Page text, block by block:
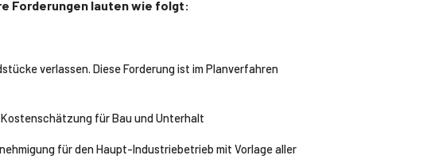
Forderungen lauten wie folgt:
verlassen. Diese Forderung ist im Planverfahren
für Bau und Unterhalt
für den Haupt-Industriebetrieb mit Vorlage aller